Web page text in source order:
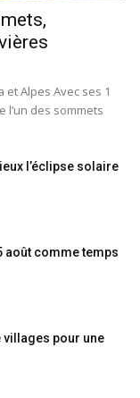
et Alpes Avec ses 1
l’un des sommets
l’éclipse solaire
août comme temps
villages pour une